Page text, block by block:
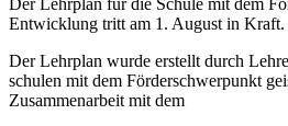
Entwicklung tritt am 1. August in Kraft.
Der Lehrplan wurde erstellt durch
schulen mit dem Förderschwerpunkt
Zusammenarbeit mit dem